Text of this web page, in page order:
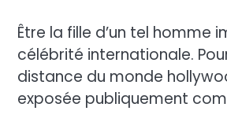
Être la fille d’un tel
célébrité internationale.
distance du monde
exposée publiquement